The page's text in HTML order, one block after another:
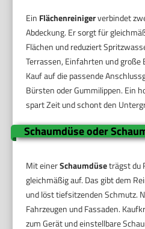
Ein Flächenreinigerverbindet
Abdeckung. Er sorgt für
Flächen und reduziert
Terrassen, Einfahrten und große
Kauf auf die passende
Bürsten oder Gummilippen. Ein
spart Zeit und schont den
Schaumdüse oder
Mit einerSchaumdüseträgst du
gleichmäßig auf. Das gibt dem
und löst tiefsitzenden Schmutz.
Fahrzeugen und Fassaden.
zum Gerät und einstellbare